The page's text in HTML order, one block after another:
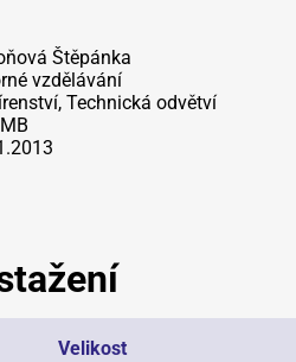
Štěpánka
vzdělávání
Technická odvětví
Velikost